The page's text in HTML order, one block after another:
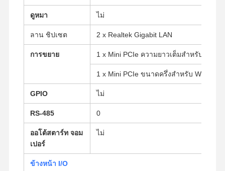
ดูหมา ไม่
ลาน ชิปเซต 2 x Realtek Gigabit LAN
การขยาย 1 x Mini PCIe ความยาวเต็มสําหรับ SSD
1 x Mini PCIe ขนาดครึ่งสําหรับ Wi-Fi
GPIO ไม่
RS-485 0
ออโต้สตาร์ท จอม
เปอร์
ไม่
ข้างหน้า I/O